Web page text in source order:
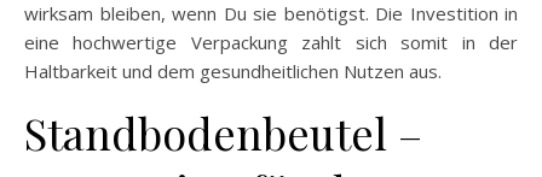
wirksam bleiben, wenn Du sie benötigst. Die Investition in
eine hochwertige Verpackung zahlt sich somit in der
Haltbarkeit und dem gesundheitlichen Nutzen aus.
Standbodenbeutel –